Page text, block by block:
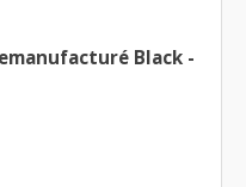
Black -